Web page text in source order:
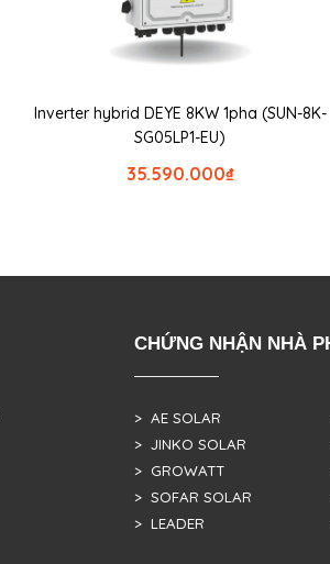
Inverter hybrid DEYE 8KW 1pha (SUN-8K-
SG05LP1-EU)
₫
35.590.000
CHỨNG NHẬN NHÀ
> AE SOLAR
> JINKO SOLAR
> GROWATT
> SOFAR SOLAR
> LEADER